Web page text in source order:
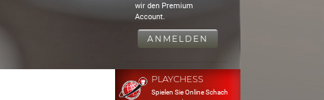
wir den Premium
Account.
ANMELDEN
PLAYCHESS
Spielen Sie Online Schach